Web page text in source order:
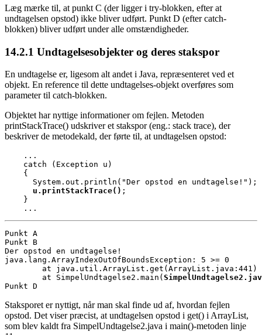
Læg mærke til, at punkt C (der ligger i try-blokken, efter at
undtagelsen opstod) ikke bliver udført. Punkt D (efter catch-
blokken) bliver udført under alle omstændigheder.
14.2.1 Undtagelsesobjekter og deres stakspor
En undtagelse er, ligesom alt andet i Java, repræsenteret ved et
objekt. En reference til dette undtagelses-objekt overføres som
parameter til catch-blokken.
Objektet har nyttige informationer om fejlen. Metoden
printStackTrace() udskriver et stakspor(eng.: stack trace), der
beskriver de metodekald, der førte til, at undtagelsen opstod:
    ...
    catch (Exception u)
    {
      u.printStackTrace()
;
    }
    ...
Punkt A
Punkt B
Der opstod en undtagelse!
java.lang.ArrayIndexOutOfBoundsException: 5 >= 0
        at java.util.ArrayList.get(ArrayList.java:441)
        at SimpelUndtagelse2.main(
Punkt D
Staksporet er nyttigt, når man skal finde ud af, hvordan fejlen
opstod. Det viser præcist, at undtagelsen opstod i get() i ArrayList,
som blev kaldt fra SimpelUndtagelse2.java i main()-metoden linje